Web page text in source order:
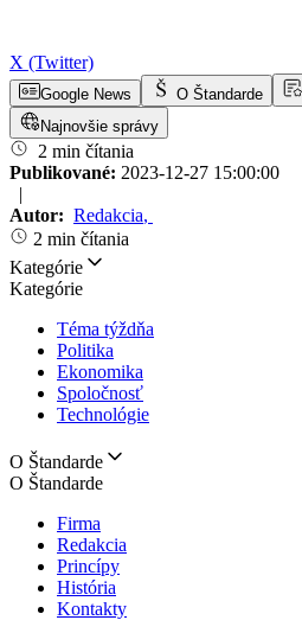
X (Twitter)
Google News O Štandarde
Najnovšie správy
2 min čítania
Publikované: 2023-12-27 15:00:00
|
Autor: Redakcia,
2 min čítania
Kategórie
Kategórie
Téma týždňa
Politika
Ekonomika
Spoločnosť
Technológie
O Štandarde
O Štandarde
Firma
Redakcia
Princípy
História
Kontakty